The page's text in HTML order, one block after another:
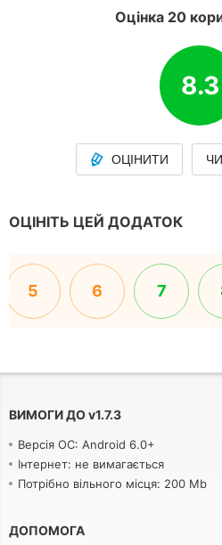
Оцінка 20
8.3
ОЦІНИТИ
ОЦІНІТЬ ЦЕЙ ДОДАТОК
5 6 7
ВИМОГИ ДОv1.7.3
Версія ОС: Android 6.0+
Інтернет: не вимагається
Потрібно вільного місця: 200 Mb
ДОПОМОГА